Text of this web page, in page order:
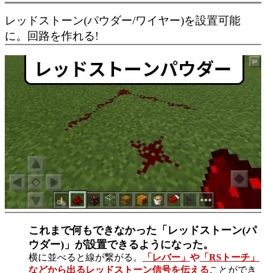
レッドストーン(パウダー/ワイヤー)を設置可能
に。回路を作れる!
これまで何もできなかった「レッドストーン(パ
ウダー)」が設置できるようになった。
横に並べると線が繋がる。 「レバー」 や 「RSトーチ」
などから出るレッドストーン信号を伝えることができ